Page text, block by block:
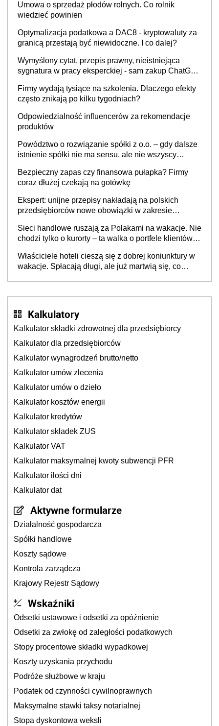
Umowa o sprzedaż płodów rolnych. Co rolnik
wiedzieć powinien
Optymalizacja podatkowa a DAC8 - kryptowaluty za
granicą przestają być niewidoczne. I co dalej?
Wymyślony cytat, przepis prawny, nieistniejąca
sygnatura w pracy eksperckiej - sam zakup ChatGPT
Firmy wydają tysiące na szkolenia. Dlaczego efekty
często znikają po kilku tygodniach?
Odpowiedzialność influencerów za rekomendacje
produktów
Powództwo o rozwiązanie spółki z o.o. – gdy dalsze
istnienie spółki nie ma sensu, ale nie wszyscy
Bezpieczny zapas czy finansowa pułapka? Firmy
coraz dłużej czekają na gotówkę
Ekspert: unijne przepisy nakładają na polskich
przedsiębiorców nowe obowiązki w zakresie
Sieci handlowe ruszają za Polakami na wakacje. Nie
chodzi tylko o kurorty – ta walka o portfele klientów
cichu
Właściciele hoteli cieszą się z dobrej koniunktury w
wakacje. Spłacają długi, ale już martwią się, co
Kalkulatory
Kalkulator składki zdrowotnej dla przedsiębiorcy
Kalkulator dla przedsiębiorców
Kalkulator wynagrodzeń brutto/netto
Kalkulator umów zlecenia
Kalkulator umów o dzieło
Kalkulator kosztów energii
Kalkulator kredytów
Kalkulator składek ZUS
Kalkulator VAT
Kalkulator maksymalnej kwoty subwencji PFR
Kalkulator ilości dni
Kalkulator dat
Aktywne formularze
Działalność gospodarcza
Spółki handlowe
Koszty sądowe
Kontrola zarządcza
Krajowy Rejestr Sądowy
Wskaźniki
Odsetki ustawowe i odsetki za opóźnienie
Odsetki za zwłokę od zaległości podatkowych
Stopy procentowe składki wypadkowej
Koszty uzyskania przychodu
Podróże służbowe w kraju
Podatek od czynności cywilnoprawnych
Maksymalne stawki taksy notarialnej
Stopa dyskontowa weksli